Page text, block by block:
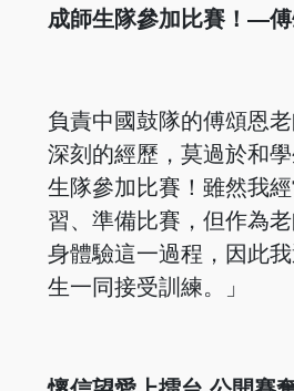
成師生隊參加比賽！—
負責中國鼓隊的傅頌恩
深刻的經歷，莫過於和
生隊參加比賽！雖然我
習、準備比賽，但作為
身體驗這一過程，因此
生一同接受訓練。」